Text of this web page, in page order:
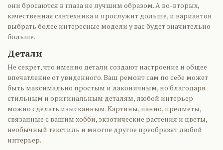
они бросаются в глаза не лучшим образом. А во-вторых,
качественная сантехника и прослужит дольше, и вариантов
выбрать более интересные модели у вас будет значительно
больше.
Детали
Не секрет, что именно детали создают настроение и общее
впечатление от увиденного. Ваш ремонт сам по себе может
быть максимально простым и лаконичным, но благодаря
стильным и оригинальным деталям, любой интерьер
можно сделать изысканным. Картины, панно, предметы,
связанные с вашим хобби, экзотические растения и цветы,
необычный текстиль и многое другое преобразят любой
интерьер.